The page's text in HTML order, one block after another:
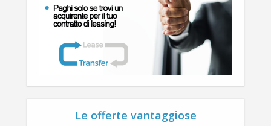
Le offerte vantaggiose